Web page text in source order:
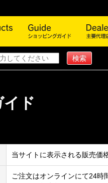
ド
当サイトに表示される販売価
ご注文はオンラインにて24時